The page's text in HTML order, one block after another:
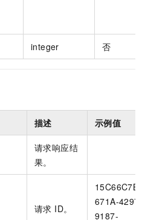
integer 否
描述 示例值
请求响应结
果。
请求 ID。
15C66C7B-
671A-4297-
9187-